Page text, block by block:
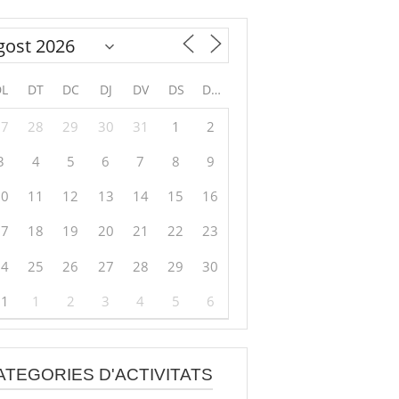
DT DC DJ DV DS DG
28 29 30 31 1
2
4 5 6 7 8
9
11 12 13 14 15
16
18 19 20 21 22
23
25 26 27 28 29
30
1 2 3 4 5 6
D'ACTIVITATS